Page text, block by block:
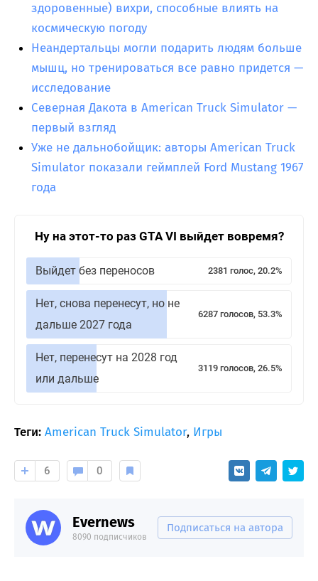
здоровенные) вихри, способные влиять на
космическую погоду
Неандертальцы могли подарить людям больше
мышц, но тренироваться все равно придется —
исследование
Северная Дакота в American Truck Simulator —
первый взгляд
Уже не дальнобойщик: авторы American Truck
Simulator показали геймплей Ford Mustang 1967
года
Ну на этот-то раз GTA VI выйдет вовремя?
Выйдет без переносов 2381 голос, 20.2%
Нет, снова перенесут, но не
дальше 2027 года
6287 голосов, 53.3%
Нет, перенесут на 2028 год
или дальше
3119 голосов, 26.5%
Теги: American Truck Simulator, Игры
6 0
Evernews
8090 подписчиков
Подписаться на автора